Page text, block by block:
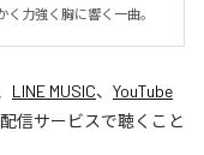
力強く胸に響く一曲。
LINE MUSIC、 YouTube
信サービスで聴くこと